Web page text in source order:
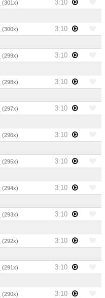
(301x)
3:10
(300x)
3:10
(299x)
3:10
(298x)
3:10
(297x)
3:10
(296x)
3:10
(295x)
3:10
(294x)
3:10
(293x)
3:10
(292x)
3:10
(291x)
3:10
(290x)
3:10